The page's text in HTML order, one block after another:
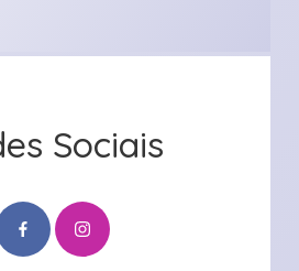
Sociais